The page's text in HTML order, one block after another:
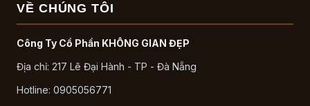
VỀ CHÚNG TÔI
Công Ty Cổ Phần KHÔNG GIAN ĐẸP
Địa chỉ: 217 Lê Đại Hành - TP - Đà Nẵng
Hotline: 0905056771